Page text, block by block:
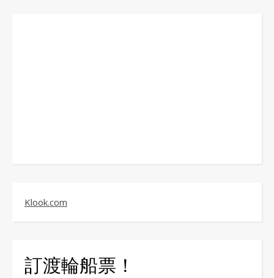
Klook.com
訂渡輪船票！